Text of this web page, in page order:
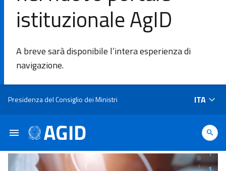
istituzionale AgID
A breve sarà disponibile l’intera esperienza di
navigazione.
Presidenza del Consiglio dei Ministri ITA
L'Agenzia
intervento
Piattaforme
e
tecnologie